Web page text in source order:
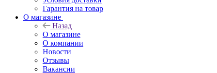
Гарантия на товар
О магазине
Назад
О магазине
О компании
Новости
Отзывы
Вакансии